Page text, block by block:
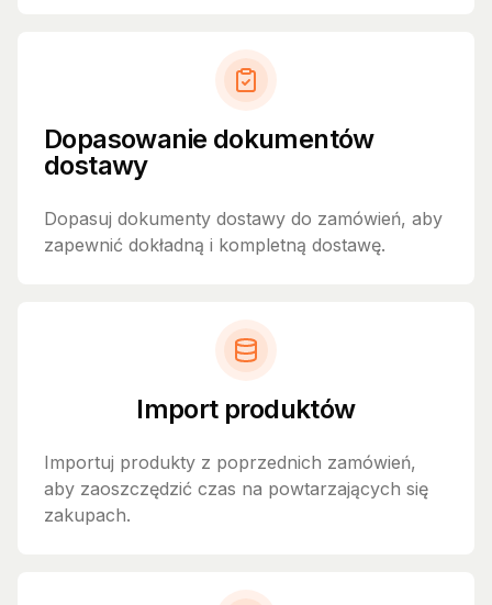
Dopasowanie dokumentów
dostawy
Dopasuj dokumenty dostawy do zamówień, aby
zapewnić dokładną i kompletną dostawę.
Import produktów
Importuj produkty z poprzednich zamówień,
aby zaoszczędzić czas na powtarzających się
zakupach.